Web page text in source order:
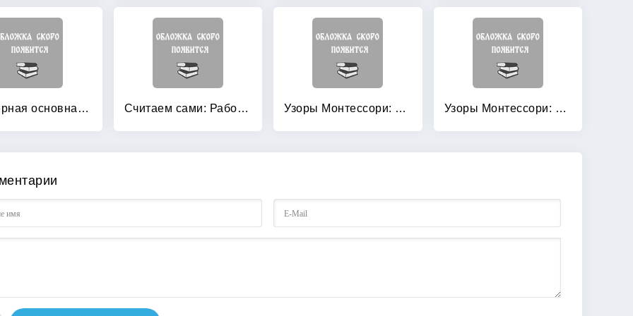
Примерная основная образовательная программа дошкольного образования «Детский сад по системе Монтессори» Считаем сами: Рабочая тетрадь по математике Узоры Монтессори: Тетрадь для подготовки к письму. Вишневая. Тетрадь 3 Узоры Монтессори: Тетрадь для подготовки к письму. Земляничная. Тетрадь 1